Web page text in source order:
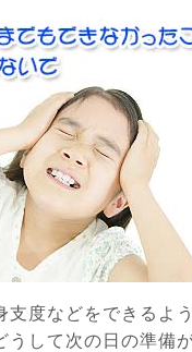
支度などをできるよ
うして次の日の準備